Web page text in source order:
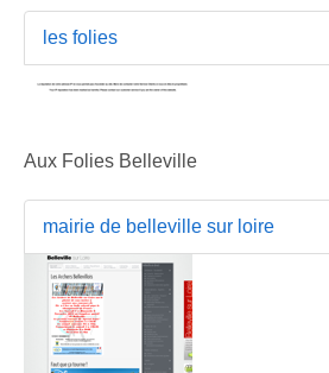
les folies
Aux Folies Belleville
mairie de belleville sur loire